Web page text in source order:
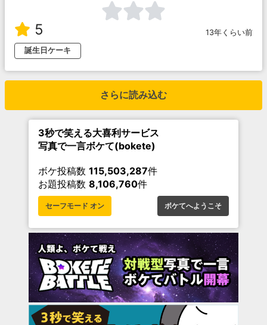
5
13年くらい前
誕生日ケーキ
さらに読み込む
3秒で笑える大喜利サービス
写真で一言ボケて(bokete)
ボケ投稿数 115,503,287件
お題投稿数 8,106,760件
セーフモード オン ボケてへようこそ